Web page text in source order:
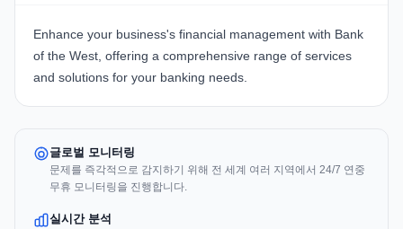
Enhance your business's financial management with Bank
of the West, offering a comprehensive range of services
and solutions for your banking needs.
글로벌 모니터링
문제를 즉각적으로 감지하기 위해 전 세계 여러 지역에서 24/7 연중
무휴 모니터링을 진행합니다.
실시간 분석